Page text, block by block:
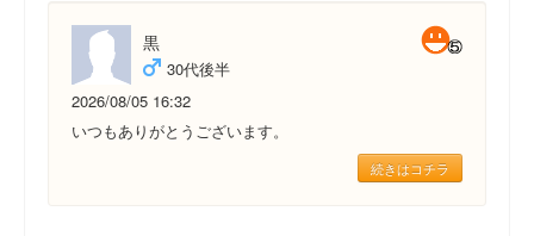
黒
30代後半
2026/08/05 16:32
いつもありがとうございます。
続きはコチラ